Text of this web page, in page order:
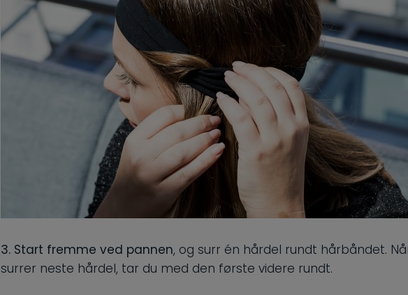
3. Start fremme ved pannen, og surr én hårdel rundt hårbåndet.
surrer neste hårdel, tar du med den første videre rundt.